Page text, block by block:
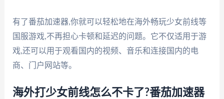
有了番茄加速器,你就可以轻松地在海外畅玩少女前线等
国服游戏,不再担心卡顿和延迟的问题。它不仅适用于游
戏,还可以用于观看国内的视频、音乐和连接国内的电
商、门户网站等。
海外打少女前线怎么不卡了?番茄加速器